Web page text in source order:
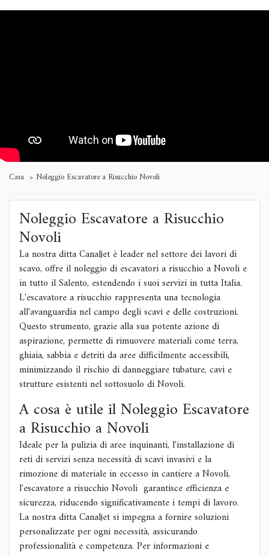
Casa Noleggio Escavatore a Risucchio Novoli
Noleggio Escavatore a Risucchio
Novoli
La nostra ditta Canaljet è leader nel settore dei lavori di
scavo, offre il noleggio di escavatori a risucchio a Novoli e
in tutto il Salento, estendendo i suoi servizi in tutta Italia.
L'escavatore a risucchio rappresenta una tecnologia
all'avanguardia nel campo degli scavi e delle costruzioni.
Questo strumento, grazie alla sua potente azione di
aspirazione, permette di rimuovere materiali come terra,
ghiaia, sabbia e detriti da aree difficilmente accessibili,
minimizzando il rischio di danneggiare tubature, cavi e
strutture esistenti nel sottosuolo di Novoli.
A cosa è utile il Noleggio Escavatore
a Risucchio a Novoli
Ideale per la pulizia di aree inquinanti, l'installazione di
reti di servizi senza necessità di scavi invasivi e la
rimozione di materiale in eccesso in cantiere a Novoli,
l'escavatore a risucchio Novoli garantisce efficienza e
sicurezza, riducendo significativamente i tempi di lavoro.
La nostra ditta Canaljet si impegna a fornire soluzioni
personalizzate per ogni necessità, assicurando
professionalità e competenza. Per informazioni e